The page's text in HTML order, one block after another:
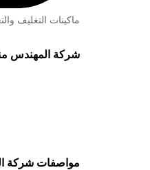
ماكينات التغليف
شركة المهندس منسى
مواصفات شركة